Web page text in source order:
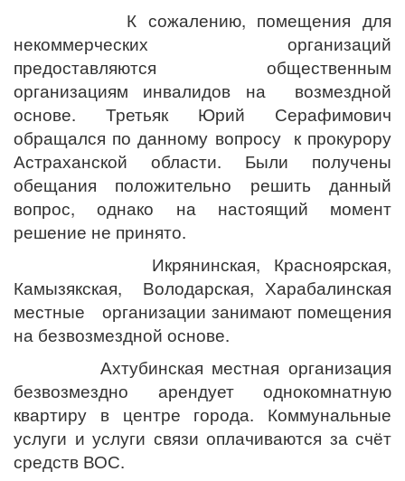
К сожалению, помещения для
некоммерческих организаций
предоставляются общественным
организациям инвалидов на возмездной
основе. Третьяк Юрий Серафимович
обращался по данному вопросу к прокурору
Астраханской области. Были получены
обещания положительно решить данный
вопрос, однако на настоящий момент
решение не принято.
Икрянинская, Красноярская,
Камызякская, Володарская, Харабалинская
местные организации занимают помещения
на безвозмездной основе.
Ахтубинская местная организация
безвозмездно арендует однокомнатную
квартиру в центре города. Коммунальные
услуги и услуги связи оплачиваются за счёт
средств ВОС.